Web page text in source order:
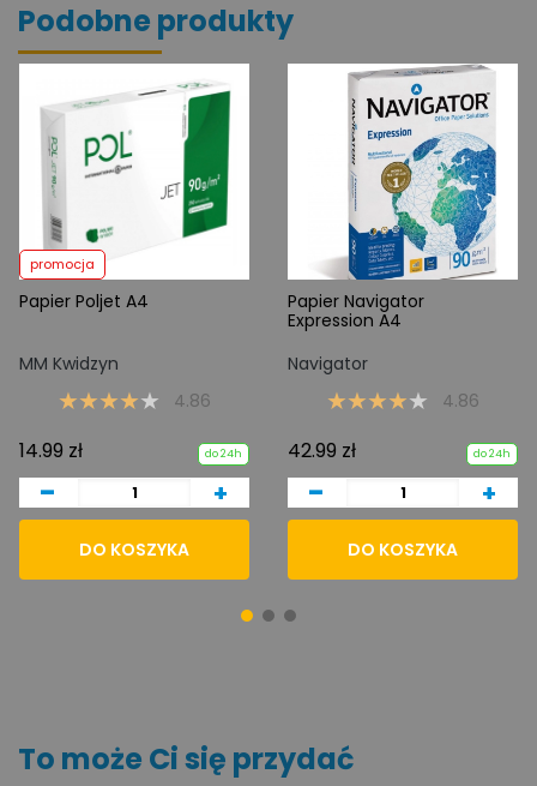
Podobne produkty
promocja
Papier Poljet A4
MM Kwidzyn
4.86
14.99 zł do 24h
- +
DO KOSZYKA
Papier Navigator
Expression A4
Navigator
4.86
42.99 zł do 24h
- +
DO KOSZYKA
To może Ci się przydać